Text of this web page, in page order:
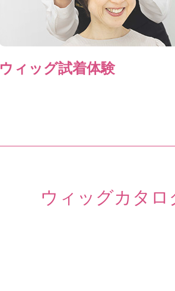
ウィッグ試着体験
ウィッグカタ